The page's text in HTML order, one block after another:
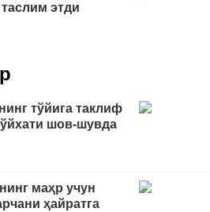
этди
тўйига таклиф
шов-шувда
маҳр учун
ҳайратга